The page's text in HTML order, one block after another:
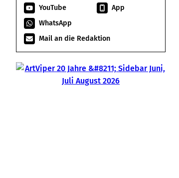
YouTube
App
WhatsApp
Mail an die Redaktion